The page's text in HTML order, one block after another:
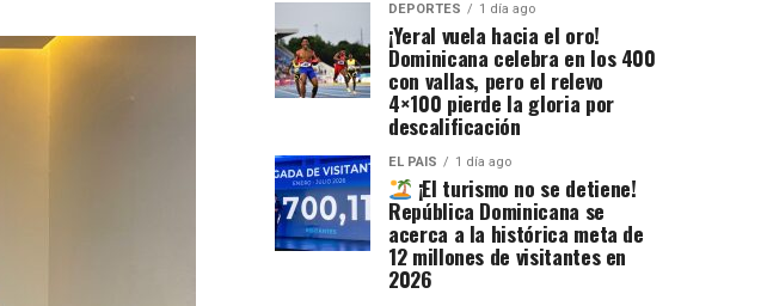
DEPORTES 1 día ago
¡Yeral vuela hacia el oro!
Dominicana celebra en los 400
con vallas, pero el relevo
4×100 pierde la gloria por
descalificación
EL PAIS 1 día ago
¡El turismo no se detiene!
República Dominicana se
acerca a la histórica meta de
12 millones de visitantes en
2026